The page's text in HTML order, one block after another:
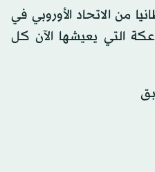
من الاتحاد الأوروبي في
التي يعيشها الآن كل